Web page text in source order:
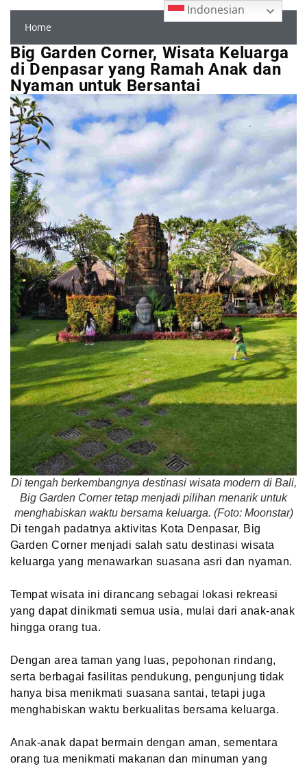
Home
Big Garden Corner, Wisata Keluarga
di Denpasar yang Ramah Anak dan
Nyaman untuk Bersantai
Di tengah berkembangnya destinasi wisata modern di Bali,
Big Garden Corner tetap menjadi pilihan menarik untuk
menghabiskan waktu bersama keluarga. (Foto: Moonstar)
Di tengah padatnya aktivitas Kota Denpasar, Big
Garden Corner menjadi salah satu destinasi wisata
keluarga yang menawarkan suasana asri dan nyaman.
Tempat wisata ini dirancang sebagai lokasi rekreasi
yang dapat dinikmati semua usia, mulai dari anak-anak
hingga orang tua.
Dengan area taman yang luas, pepohonan rindang,
serta berbagai fasilitas pendukung, pengunjung tidak
hanya bisa menikmati suasana santai, tetapi juga
menghabiskan waktu berkualitas bersama keluarga.
Anak-anak dapat bermain dengan aman, sementara
orang tua menikmati makanan dan minuman yang
Indonesian